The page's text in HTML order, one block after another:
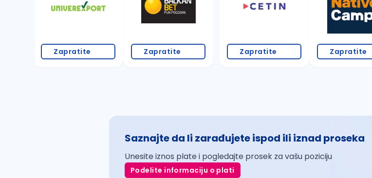
Zapratite Zapratite Zapratite Zapratite
Saznajte da li zarađujete ispod ili iznad proseka
Unesite iznos plate i pogledajte prosek za vašu poziciju
Podelite informaciju o plati